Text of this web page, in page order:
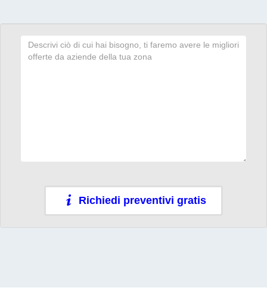
Richiedi preventivi gratis